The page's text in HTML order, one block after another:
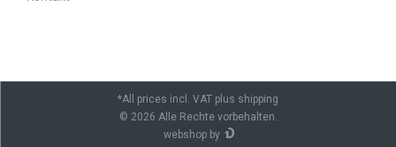
*All prices incl. VAT plus shipping
© 2026 Alle Rechte vorbehalten.
webshop by